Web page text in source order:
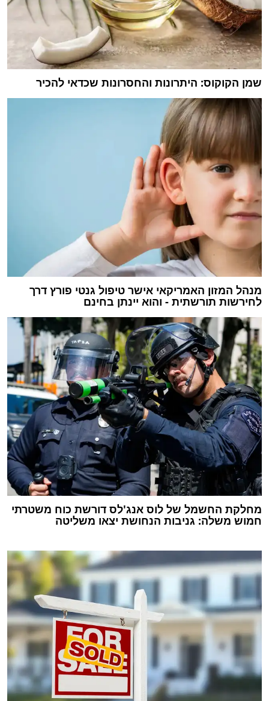
שמן הקוקוס: היתרונות והחסרונות שכדאי להכיר
מנהל המזון האמריקאי אישר טיפול גנטי פורץ דרך
לחירשות תורשתית - והוא יינתן בחינם
מחלקת החשמל של לוס אנג'לס דורשת כוח משטרתי
חמוש משלה: גניבות הנחושת יצאו משליטה